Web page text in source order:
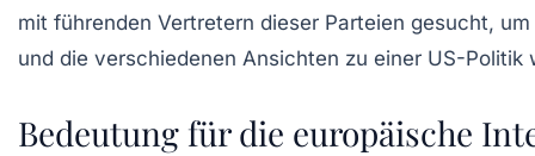
mit führenden Vertretern dieser Parteien gesucht,
und die verschiedenen Ansichten zu einer US-
Bedeutung für die europäische